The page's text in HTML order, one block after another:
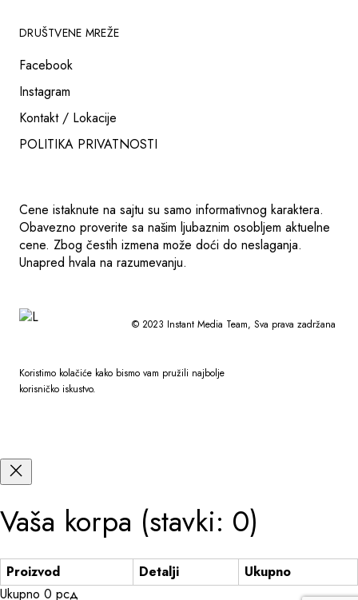
DRUŠTVENE MREŽE
Facebook
Instagram
Kontakt / Lokacije
POLITIKA PRIVATNOSTI
Cene istaknute na sajtu su samo informativnog karaktera.
Obavezno proverite sa našim ljubaznim osobljem aktuelne
cene. Zbog čestih izmena može doći do neslaganja.
Unapred hvala na razumevanju.
© 2023 Instant Media Team, Sva prava zadržana
Koristimo kolačiće kako bismo vam pružili najbolje
korisničko iskustvo.
Vaša korpa (stavki: 0)
Proizvod Detalji
Ukupno
Ukupno 0 рсд